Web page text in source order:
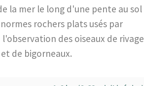
la mer le long d'une pente au sol
rochers plats usés par
des oiseaux de rivage
de bigorneaux.